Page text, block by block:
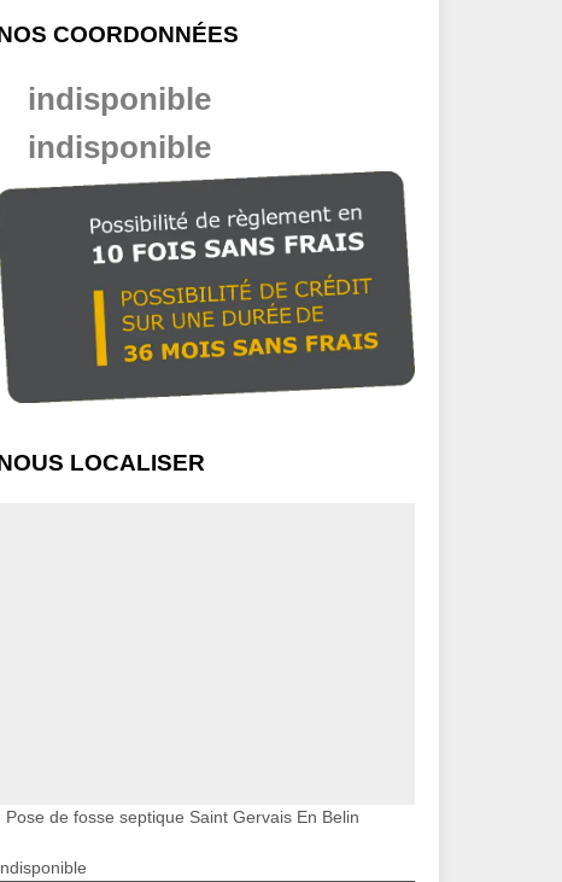
COORDONNÉES
indisponible
indisponible
LOCALISER
Pose de fosse septique Saint Gervais En Belin